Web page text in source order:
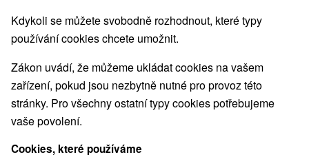
Kdykoli se můžete svobodně rozhodnout, které typy
používání cookies chcete umožnit.
Zákon uvádí, že můžeme ukládat cookies na vašem
zařízení, pokud jsou nezbytně nutné pro provoz této
stránky. Pro všechny ostatní typy cookies potřebujeme
vaše povolení.
Cookies, které používáme